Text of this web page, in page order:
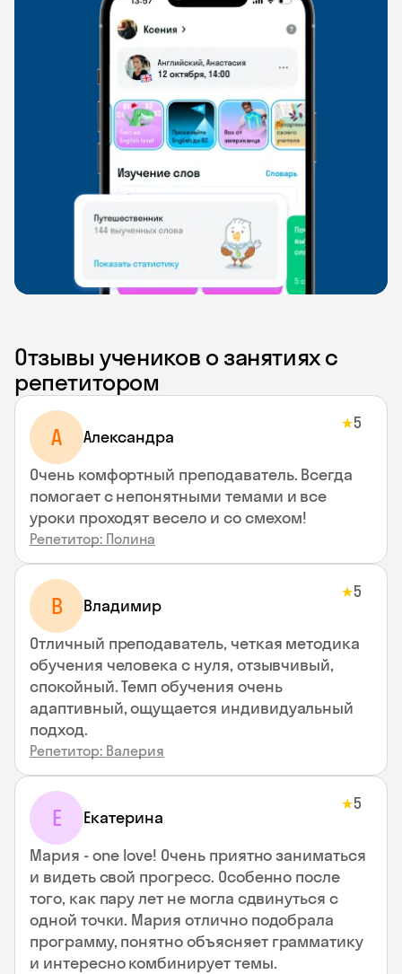
Отзывы учеников о занятиях с
репетитором
A Aлександра
★5
Очень комфортный преподаватель. Всегда
помогает с непонятными темами и все
уроки проходят весело и со смехом!
Репетитор: Полина
В Владимир
★5
Отличный преподаватель, четкая методика
обучения человека с нуля, отзывчивый,
спокойный. Темп обучения очень
адаптивный, ощущается индивидуальный
подход.
Репетитор: Валерия
Е Екатерина
★5
Мария - one love! Очень приятно заниматься
и видеть свой прогресс. Особенно после
того, как пару лет не могла сдвинуться с
одной точки. Мария отлично подобрала
программу, понятно объясняет грамматику
и интересно комбинирует темы.